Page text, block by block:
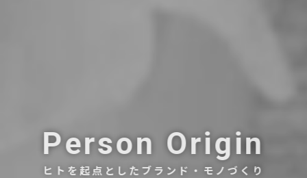
Person Origin
ヒトを起点としたブランド・モノづくり